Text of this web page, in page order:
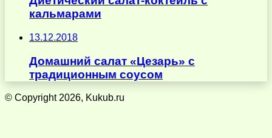
кальмарами
13.12.2018
Домашний салат «Цезарь» с
традиционным соусом
© Copyright 2026, Kukub.ru